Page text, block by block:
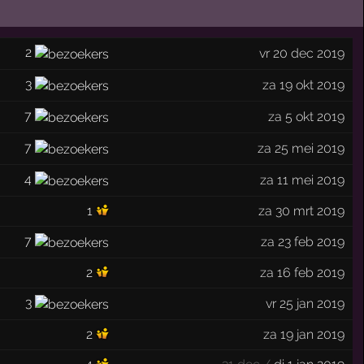
2
vr 20 dec 2019
3
za 19 okt 2019
7
za 5 okt 2019
7
za 25 mei 2019
4
za 11 mei 2019
1
za 30 mrt 2019
7
za 23 feb 2019
2
za 16 feb 2019
3
vr 25 jan 2019
2
za 19 jan 2019